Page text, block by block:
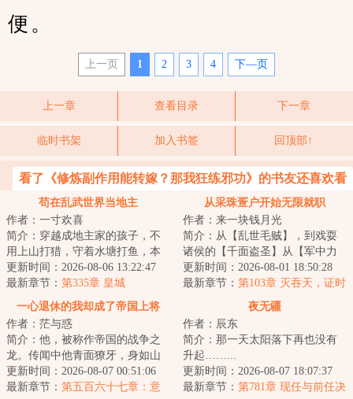
便。
上一页 1 2 3 4 下—页
上一章 查看目录 下一章
临时书架 加入书签 回顶部↑
看了《修炼副作用能转嫁？那我狂练邪功》的书友还喜欢看
苟在乱武世界当地主
作者：一寸欢喜
简介：穿越成地主家的孩子，不
用上山打猎，守着水塘打鱼，本
身就是撞大运。不料，竟然还有
补贴系统。《铁...
更新时间：2026-08-06 13:22:47
最新章节： 第335章 皇城
从采珠疍户开始无限就职
作者：来一块钱月光
简介：从【乱世毛贼】，到戏耍
诸侯的【千面盗圣】从【军中力
士】，到肉身镇狱的【见神宗
师】从【赏金刀客...
更新时间：2026-08-01 18:50:28
最新章节： 第103章 灭吞天，证时
空之主，清理诸天！
一心退休的我却成了帝国上将
作者：茫与惑
简介：他，被称作帝国的战争之
龙。传闻中他青面獠牙，身如山
岳，长着三头六臂，每天都要吃
掉上百万人才能...
更新时间：2026-08-07 00:51:06
最新章节： 第五百六十七章：意
夜无疆
作者：辰东
简介：那一天太阳落下再也没有
升起……...
更新时间：2026-08-07 18:07:37
最新章节： 第781章 现任与前任决